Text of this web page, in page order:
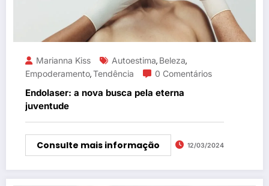
Marianna Kiss Autoestima, Beleza,
Empoderamento,Tendência 0 Comentários
Endolaser: a nova busca pela eterna
juventude
Consulte mais informação 12/03/2024